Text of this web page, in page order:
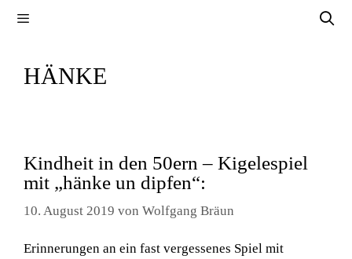
HÄNKE
Kindheit in den 50ern – Kigelespiel
mit „hänke un dipfen“:
10. August 2019 von Wolfgang Bräun
Erinnerungen an ein fast vergessenes Spiel mit